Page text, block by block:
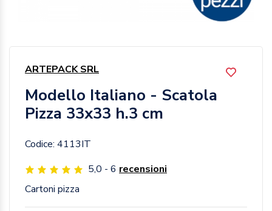
ARTEPACK SRL
Modello Italiano - Scatola
Pizza 33x33 h.3 cm
Codice: 4113IT
5,0 - 6 recensioni
Cartoni pizza